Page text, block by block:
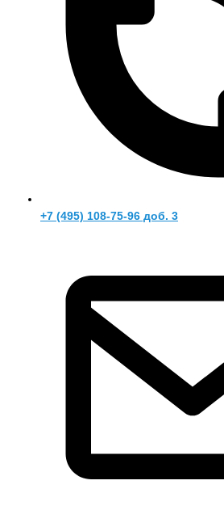
+7 (495) 108-75-96 доб. 3